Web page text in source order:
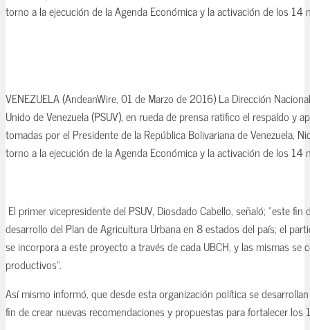
torno a la ejecución de la Agenda Económica y la activación de los
VENEZUELA (AndeanWire, 01 de Marzo de 2016) La Dirección
Unido de Venezuela (PSUV), en rueda de prensa ratifico el respaldo y
tomadas por el Presidente de la República Bolivariana de Venezuela,
torno a la ejecución de la Agenda Económica y la activación de los
El primer vicepresidente del PSUV, Diosdado Cabello, señaló; “este
desarrollo del Plan de Agricultura Urbana en 8 estados del país; el
se incorpora a este proyecto a través de cada UBCH, y las mismas se
productivos”.
Así mismo informó, que desde esta organización política se
fin de crear nuevas recomendaciones y propuestas para fortalecer